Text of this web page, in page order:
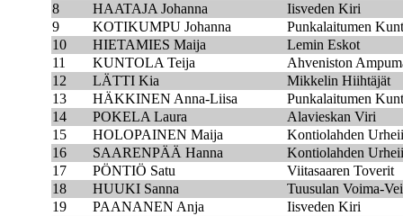
8
HAATAJA Johanna
Iisveden Kiri
9
KOTIKUMPU Johanna
Punkalaitumen
10
HIETAMIES Maija
Lemin Eskot
11
KUNTOLA Teija
Ahveniston
12
LÄTTI Kia
Mikkelin Hiihtäjät
13
HÄKKINEN Anna-Liisa
Punkalaitumen
14
POKELA Laura
Alavieskan Viri
15
HOLOPAINEN Maija
Kontiolahden
16
SAARENPÄÄ Hanna
Kontiolahden
17
PÖNTIÖ Satu
Viitasaaren Toverit
18
HUUKI Sanna
Tuusulan Voima-
19
PAANANEN Anja
Iisveden Kiri